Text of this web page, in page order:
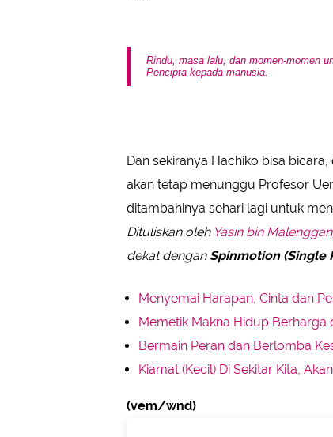
Rindu, masa lalu, dan momen-momen
Pencipta kepada manusia.
Dan sekiranya Hachiko bisa
akan tetap menunggu Profesor
ditambahinya sehari lagi untuk
Dituliskan oleh Yasin bin
dekat dengan Spinmotion (Single
Menyemai Harapan, Cinta dan
Memetik Makna Hidup Berharga
Bermain Peran dan Berlomba
Kiamat (Kecil) Di Sekitar Kita,
(vem/wnd)